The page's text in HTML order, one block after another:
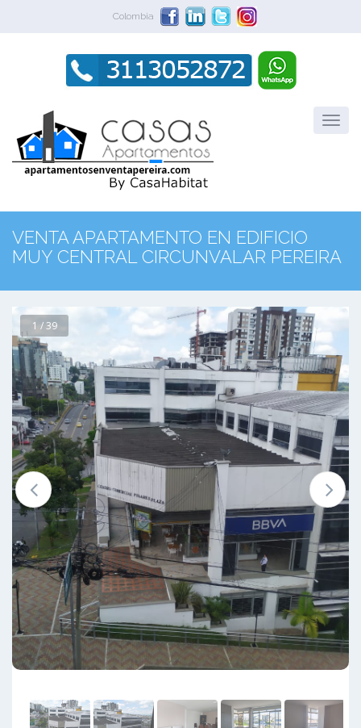
Colombia
VENTA APARTAMENTO EN EDIFICIO
MUY CENTRAL CIRCUNVALAR PEREIRA
1 / 39